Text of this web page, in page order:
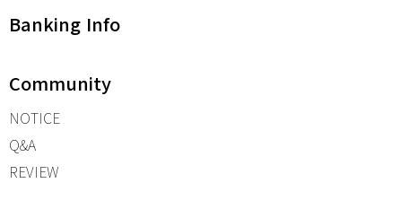
Banking Info
Community
NOTICE
Q&A
REVIEW